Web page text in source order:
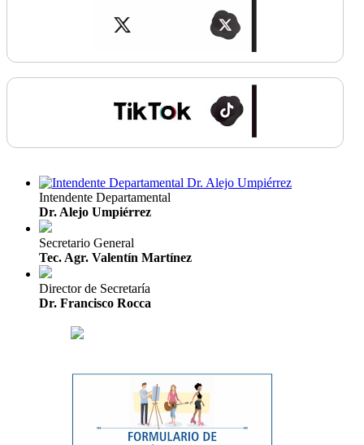
Intendente Departamental
Dr. Alejo Umpiérrez
Secretario General
Tec. Agr. Valentín Martínez
Director de Secretaría
Dr. Francisco Rocca